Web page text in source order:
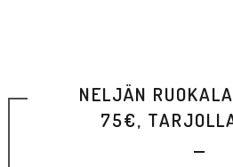
NELJÄN
75€,